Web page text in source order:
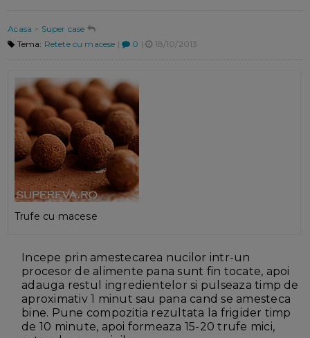
Acasa > Super case
Tema: Retete cu macese | 0 | 18/10/2013
Trufe cu macese
Incepe prin amestecarea nucilor intr-un
procesor de alimente pana sunt fin tocate, apoi
adauga restul ingredientelor si pulseaza timp de
aproximativ 1 minut sau pana cand se amesteca
bine. Pune compozitia rezultata la frigider timp
de 10 minute, apoi formeaza 15-20 trufe mici,